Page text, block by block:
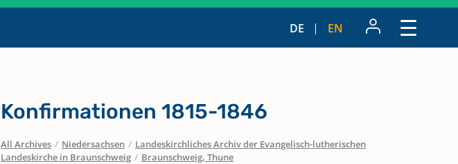
DE EN
Konfirmationen 1815-1846
All Archives / Niedersachsen / Landeskirchliches Archiv der Evangelisch-lutherischen
Landeskirche in Braunschweig / Braunschweig, Thune